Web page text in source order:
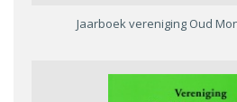
Jaarboek vereniging Oud